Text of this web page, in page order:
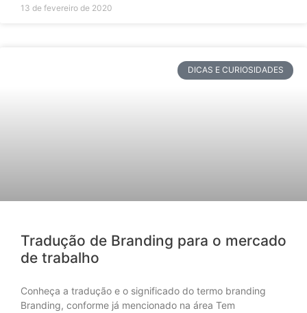
13 de fevereiro de 2020
DICAS E CURIOSIDADES
Tradução de Branding para o mercado
de trabalho
Conheça a tradução e o significado do termo branding
Branding, conforme já mencionado na área Tem